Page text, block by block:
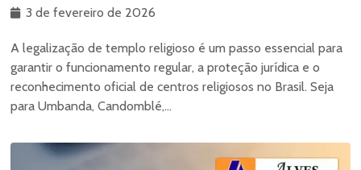
3 de fevereiro de 2026
A legalização de templo religioso é um passo essencial para
garantir o funcionamento regular, a proteção jurídica e o
reconhecimento oficial de centros religiosos no Brasil. Seja
para Umbanda, Candomblé,...